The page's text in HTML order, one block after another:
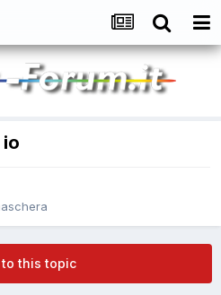
io
to this topic